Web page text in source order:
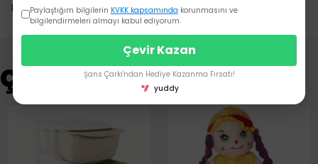
Bu ürün için henüz yorum yapılmamış.
Çok Satanlar
Paylaştığım bilgilerin KVKK kapsamında korunmasını ve
bilgilendirmeleri almayı kabul ediyorum.
Çevir Kazan
Şans Çarkı'ndan Hediye Kazanma Fırsatı!
yuddy